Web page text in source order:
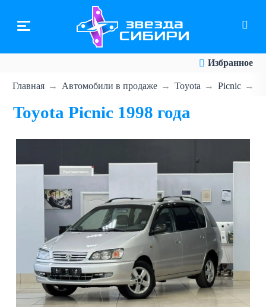
основному
Избранное
Главная Автомобили в продаже Toyota Picnic
Toyota Picnic 1998 года